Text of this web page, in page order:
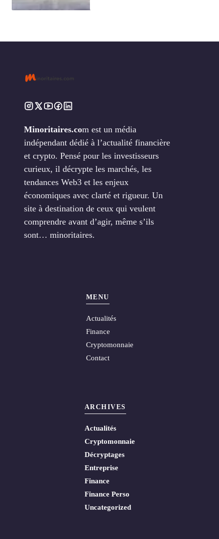
Minoritaires.com est un média
indépendant dédié à l’actualité financière
et crypto. Pensé pour les investisseurs
curieux, il décrypte les marchés, les
tendances Web3 et les enjeux
économiques avec clarté et rigueur. Un
site à destination de ceux qui veulent
comprendre avant d’agir, même s’ils
sont… minoritaires.
MENU
Actualités
Finance
Cryptomonnaie
Contact
ARCHIVES
Actualités
Cryptomonnaie
Décryptages
Entreprise
Finance
Finance Perso
Uncategorized